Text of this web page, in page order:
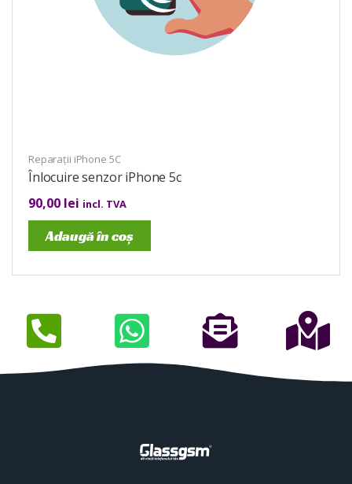
Reparații iPhone 5C
Înlocuire senzor iPhone 5c
90,00 lei incl. TVA
Adaugă în coș